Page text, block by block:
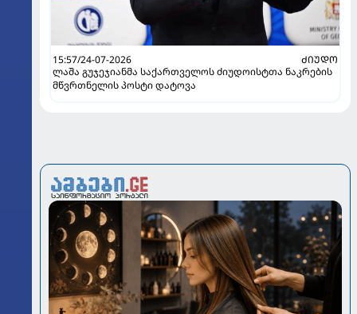
15:57/24-07-2026
ᲫᲘᲣᲓᲝ
ლაშა გუჯეჯიანმა საქართველოს ძიუდოისტთა ნაკრების
მწვრთნელის პოსტი დატოვა